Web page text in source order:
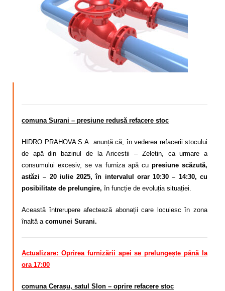
Comunicare
comuna Surani – presiune redusă refacere stoc
HIDRO PRAHOVA S.A. anunță că, în vederea refacerii stocului
de apă din bazinul de la Aricestii – Zeletin, ca urmare a
consumului excesiv, se va furniza apă cu presiune scăzută,
astăzi – 20 iulie 2025, în intervalul orar 10:30 – 14:30, cu
posibilitate de prelungire, în funcție de evoluția situației.
Această întrerupere afectează abonații care locuiesc în zona
înaltă a comunei Surani.
Actualizare: Oprirea furnizării apei se prelungește până la
ora 17:00
comuna Cerașu, satul Slon – oprire refacere stoc